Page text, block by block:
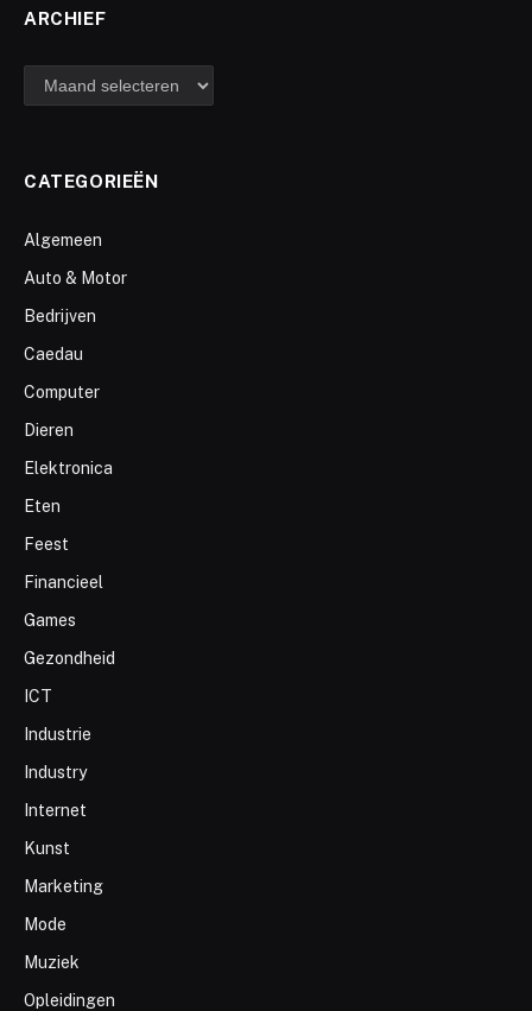
ARCHIEF
archief
CATEGORIEËN
Algemeen
Auto & Motor
Bedrijven
Caedau
Computer
Dieren
Elektronica
Eten
Feest
Financieel
Games
Gezondheid
ICT
Industrie
Industry
Internet
Kunst
Marketing
Mode
Muziek
Opleidingen